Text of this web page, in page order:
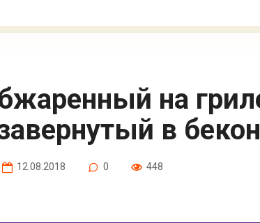
в бекон
12.08.2018 0 448